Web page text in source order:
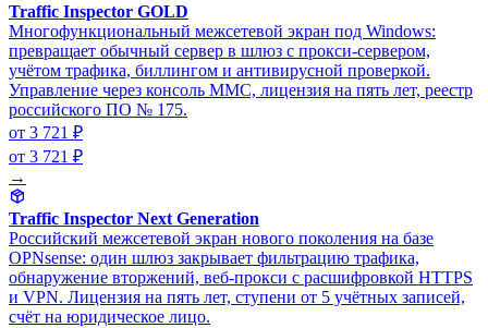
Traffic Inspector GOLD
Многофункциональный межсетевой экран под Windows:
превращает обычный сервер в шлюз с прокси-сервером,
учётом трафика, биллингом и антивирусной проверкой.
Управление через консоль MMC, лицензия на пять лет, реестр
российского ПО № 175.
от 3 721 ₽
от 3 721 ₽
→
Traffic Inspector Next Generation
Российский межсетевой экран нового поколения на базе
OPNsense: один шлюз закрывает фильтрацию трафика,
обнаружение вторжений, веб-прокси с расшифровкой HTTPS
и VPN. Лицензия на пять лет, ступени от 5 учётных записей,
счёт на юридическое лицо.